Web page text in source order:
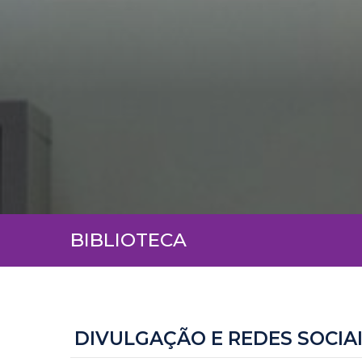
BIBLIOTECA
DIVULGAÇÃO E REDES